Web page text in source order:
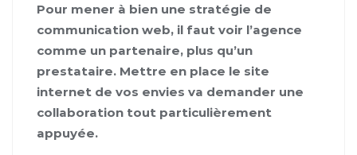
Pour mener à bien une stratégie de
communication web, il faut voir l’agence
comme un partenaire, plus qu’un
prestataire. Mettre en place le site
internet de vos envies va demander une
collaboration tout particulièrement
appuyée.